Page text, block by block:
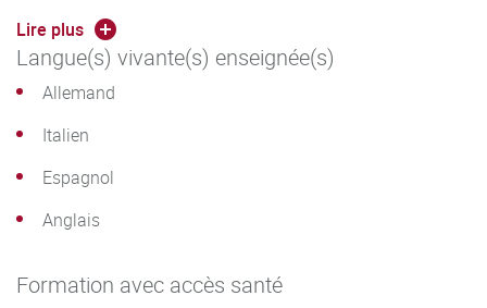
argumentatifs, faire preuve d'esprit critique, perfectionner
les compétences rédactionnelles.
Contextualiser des productions culturelles et artistiques de
toute époque ; analyser et commenter des textes de nature
ses compétences rédactionnelles ; faire preuve d'esprit
critique ; utiliser les outils informatiques ; travailler en
Lire plus
Langue(s) vivante(s) enseignée(s)
Allemand
Italien
Espagnol
Anglais
Formation avec accès santé